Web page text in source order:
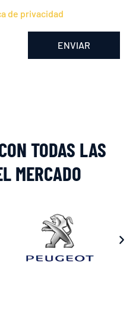
de privacidad
ENVIAR
TODAS LAS
MERCADO